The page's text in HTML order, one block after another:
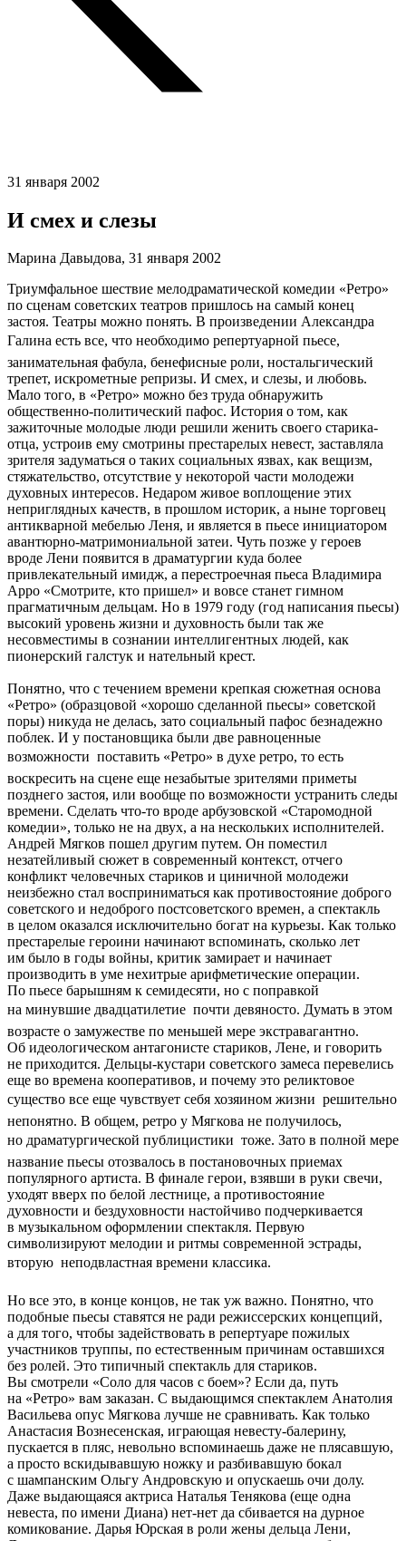
31 января 2002
И смех и слезы
Марина Давыдова, 31 января 2002
Триумфальное шествие мелодраматической комедии «Ретро»
по сценам советских театров пришлось на самый конец
застоя. Театры можно понять. В произведении Александра
Галина есть все, что необходимо репертуарной пьесе, 
занимательная фабула, бенефисные роли, ностальгический
трепет, искрометные репризы. И смех, и слезы, и любовь.
Мало того, в «Ретро» можно без труда обнаружить
общественно-политический пафос. История о том, как
зажиточные молодые люди решили женить своего старика-
отца, устроив ему смотрины престарелых невест, заставляла
зрителя задуматься о таких социальных язвах, как вещизм,
стяжательство, отсутствие у некоторой части молодежи
духовных интересов. Недаром живое воплощение этих
неприглядных качеств, в прошлом историк, а ныне торговец
антикварной мебелью Леня, и является в пьесе инициатором
авантюрно-матримониальной затеи. Чуть позже у героев
вроде Лени появится в драматургии куда более
привлекательный имидж, а перестроечная пьеса Владимира
Арро «Смотрите, кто пришел» и вовсе станет гимном
прагматичным дельцам. Но в 1979 году (год написания пьесы)
высокий уровень жизни и духовность были так же
несовместимы в сознании интеллигентных людей, как
пионерский галстук и нательный крест.
Понятно, что с течением времени крепкая сюжетная основа
«Ретро» (образцовой «хорошо сделанной пьесы» советской
поры) никуда не делась, зато социальный пафос безнадежно
поблек. И у постановщика были две равноценные
возможности  поставить «Ретро» в духе ретро, то есть
воскресить на сцене еще незабытые зрителями приметы
позднего застоя, или вообще по возможности устранить следы
времени. Сделать что-то вроде арбузовской «Старомодной
комедии», только не на двух, а на нескольких исполнителей.
Андрей Мягков пошел другим путем. Он поместил
незатейливый сюжет в современный контекст, отчего
конфликт человечных стариков и циничной молодежи
неизбежно стал восприниматься как противостояние доброго
советского и недоброго постсоветского времен, а спектакль
в целом оказался исключительно богат на курьезы. Как только
престарелые героини начинают вспоминать, сколько лет
им было в годы войны, критик замирает и начинает
производить в уме нехитрые арифметические операции.
По пьесе барышням к семидесяти, но с поправкой
на минувшие двадцатилетие  почти девяносто. Думать в этом
возрасте о замужестве по меньшей мере экстравагантно.
Об идеологическом антагонисте стариков, Лене, и говорить
не приходится. Дельцы-кустари советского замеса перевелись
еще во времена кооперативов, и почему это реликтовое
существо все еще чувствует себя хозяином жизни  решительно
непонятно. В общем, ретро у Мягкова не получилось,
но драматургической публицистики  тоже. Зато в полной мере
название пьесы отозвалось в постановочных приемах
популярного артиста. В финале герои, взявши в руки свечи,
уходят вверх по белой лестнице, а противостояние
духовности и бездуховности настойчиво подчеркивается
в музыкальном оформлении спектакля. Первую
символизируют мелодии и ритмы современной эстрады,
вторую  неподвластная времени классика.
Но все это, в конце концов, не так уж важно. Понятно, что
подобные пьесы ставятся не ради режиссерских концепций,
а для того, чтобы задействовать в репертуаре пожилых
участников труппы, по естественным причинам оставшихся
без ролей. Это типичный спектакль для стариков.
Вы смотрели «Соло для часов с боем»? Если да, путь
на «Ретро» вам заказан. С выдающимся спектаклем Анатолия
Васильева опус Мягкова лучше не сравнивать. Как только
Анастасия Вознесенская, играющая невесту-балерину,
пускается в пляс, невольно вспоминаешь даже не плясавшую,
а просто вскидывавшую ножку и разбивавшую бокал
с шампанским Ольгу Андровскую и опускаешь очи долу.
Даже выдающаяся актриса Наталья Тенякова (еще одна
невеста, по имени Диана) нет-нет да сбивается на дурное
комикование. Дарья Юрская в роли жены дельца Лени,